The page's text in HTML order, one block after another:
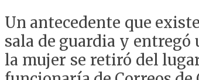
Un antecedente que
sala de guardia y entregó
la mujer se retiró del